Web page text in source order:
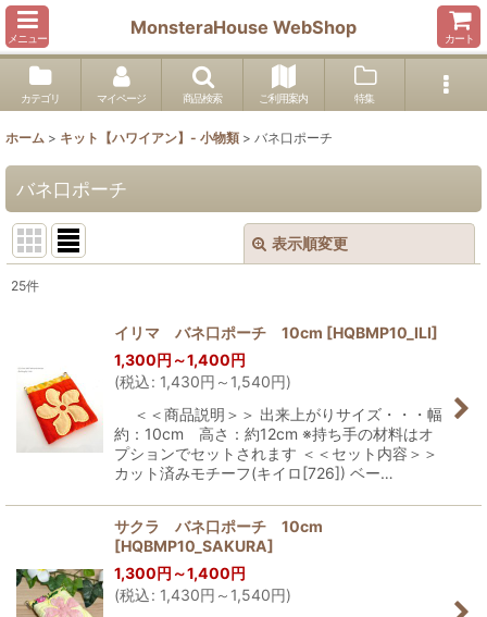
メニュー
MonsteraHouse WebShop
カート
カテゴリ マイページ 商品検索 ご利用案内 特集
ホーム > キット【ハワイアン】- 小物類 > バネ口ポーチ
バネ口ポーチ
表示順変更
並び順
絞り込む
25件
イリマ バネ口ポーチ 10cm [HQBMP10_ILI]
1,300円 ～1,400円
(税込: 1,430円 ～1,540円)
＜＜商品説明＞＞ 出来上がりサイズ・・・幅
約：10cm 高さ：約12cm ※持ち手の材料はオ
プションでセットされます ＜＜セット内容＞＞
カット済みモチーフ(キイロ[726]) ベー…
サクラ バネ口ポーチ 10cm
[HQBMP10_SAKURA]
1,300円 ～1,400円
(税込: 1,430円 ～1,540円)